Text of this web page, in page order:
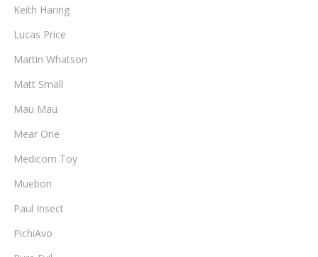
Keith Haring
Lucas Price
Martin Whatson
Matt Small
Mau Mau
Mear One
Medicom Toy
Muebon
Paul Insect
PichiAvo